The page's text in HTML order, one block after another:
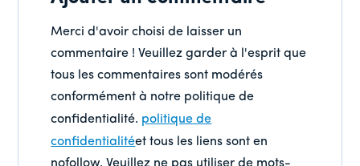
Merci d'avoir choisi de laisser un
commentaire ! Veuillez garder à l'esprit que
tous les commentaires sont modérés
conformément à notre politique de
confidentialité. politique de
confidentialitéet tous les liens sont en